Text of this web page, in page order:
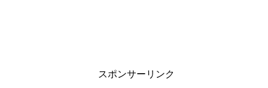
スポンサーリンク